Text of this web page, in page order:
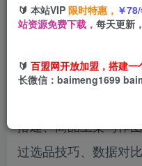
务玩法与细分铺货玩
速掌握小红书虚拟店
搭建、商品上架与作
过选品技巧、数据对
🔰 本站VIP 限时特惠， ￥
站资源免费下载， 每天更新
🔰 百盟网开放加盟，搭建一
长微信：baimeng1699